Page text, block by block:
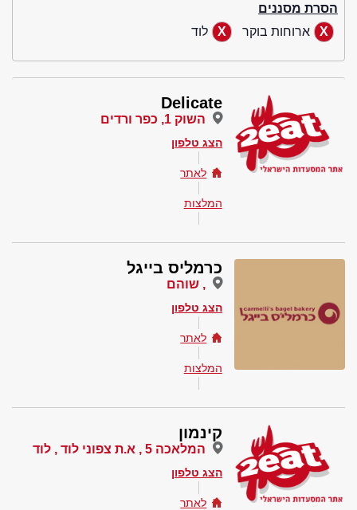
הסרת מסננים
ארוחות בוקר
לוד
Delicate
השוק 1, כפר ורדים
הצג טלפון
לאתר
המלצות
כרמליס בייגל
, שוהם
הצג טלפון
לאתר
המלצות
קינמון
המלאכה 5 , א.ת צפוני לוד , לוד
הצג טלפון
לאתר